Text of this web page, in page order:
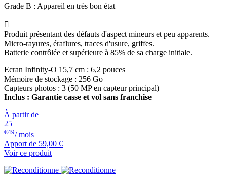
Grade B : Appareil en très bon état

Produit présentant des défauts d'aspect mineurs et peu apparents.
Micro-rayures, éraflures, traces d'usure, griffes.
Batterie contrôlée et supérieure à 85% de sa charge initiale.
Ecran Infinity-O 15,7 cm : 6,2 pouces
Mémoire de stockage : 256 Go
Capteurs photos : 3 (50 MP en capteur principal)
Inclus : Garantie casse et vol sans franchise
À partir de
25
€49/ mois
Apport de 59,00 €
Voir ce produit